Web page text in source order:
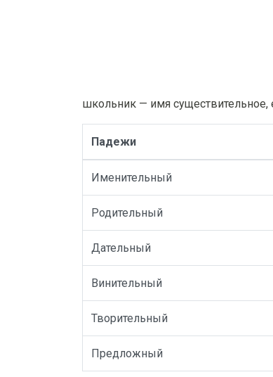
школьник — имя
Падежи
Именительный
Родительный
Дательный
Винительный
Творительный
Предложный